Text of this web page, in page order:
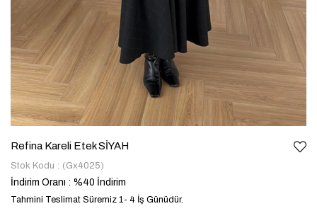
Refina Kareli Etek SİYAH
Stok Kodu (Gx4025)
İndirim Oranı : %40 İndirim
Tahmini Teslimat Süremiz 1- 4 İş Günüdür.